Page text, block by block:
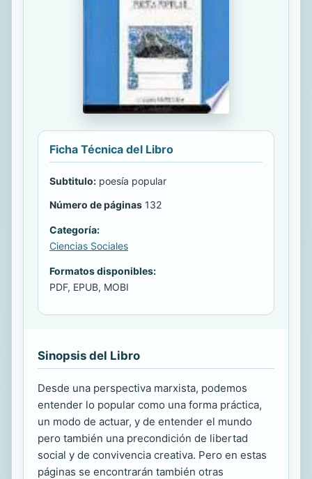
Ficha Técnica del Libro
Subtitulo: poesía popular
Número de páginas 132
Categoría:
Ciencias Sociales
Formatos disponibles:
PDF, EPUB, MOBI
Sinopsis del Libro
Desde una perspectiva marxista, podemos
entender lo popular como una forma práctica,
un modo de actuar, y de entender el mundo
pero también una precondición de libertad
social y de convivencia creativa. Pero en estas
páginas se encontrarán también otras